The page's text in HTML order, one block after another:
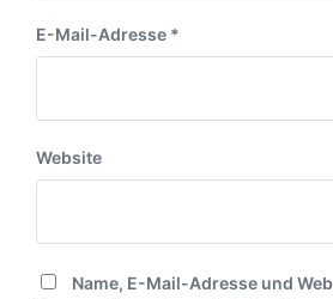
E-Mail-Adresse *
Website
Name, E-Mail-Adresse und